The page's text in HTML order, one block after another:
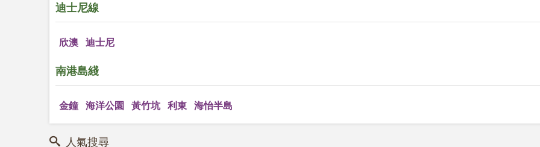
迪士尼線
欣澳 迪士尼
南港島綫
金鐘 海洋公園 黃竹坑 利東 海怡半島
人氣搜尋